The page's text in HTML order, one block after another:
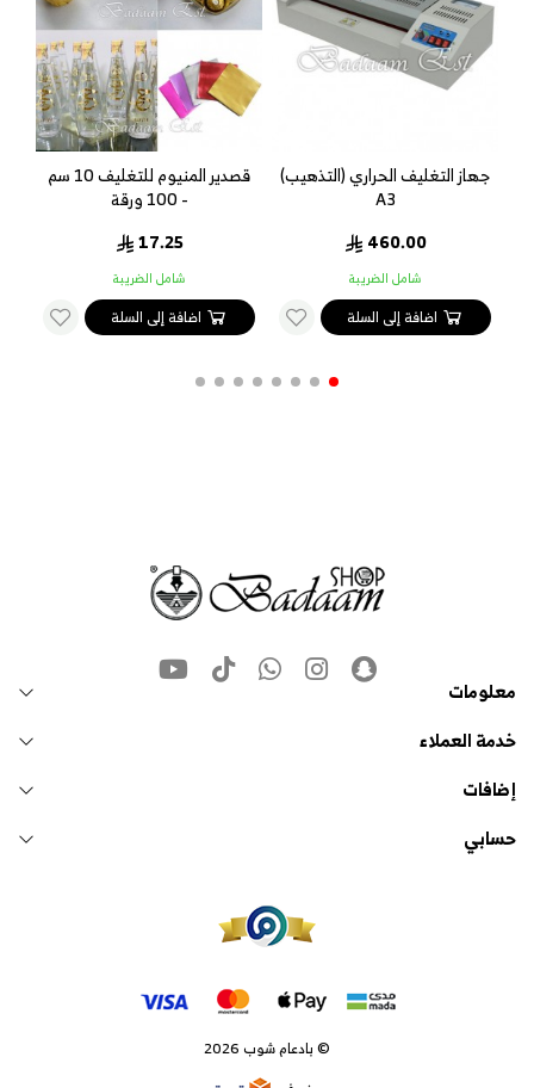
التغليف الحراري (التذهيب)
460.00
شامل الضريبة
اضافة إلى السلة
قصدير المنيوم للتغليف 10 سم
شامل الضريبة
اضافة إلى السلة
معلومات
خدمة العملاء
إضافات
حسابي
© بادعام شوب 2026